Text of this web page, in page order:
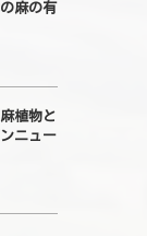
麻の有
植物と
ニュー